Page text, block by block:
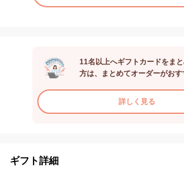
11名以上へギフトカードをま
方は、まとめてオーダーがおす
詳しく見る
ギフト詳細